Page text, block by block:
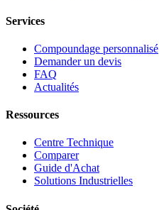
Services
Compoundage personnalisé
Demander un devis
FAQ
Actualités
Ressources
Centre Technique
Comparer
Guide d'Achat
Solutions Industrielles